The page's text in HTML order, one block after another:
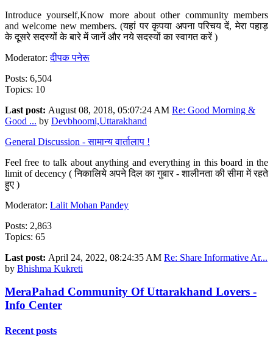
Introduce yourself,Know more about other community members
and welcome new members. (यहां पर कृपया अपना परिचय दें, मेरा पहाड़
के दूसरे सदस्यों के बारे में जानें और नये सदस्यों का स्वागत करें )
Moderator:दीपक पनेरू
Posts: 6,504
Topics: 10
Last post: August 08, 2018, 05:07:24 AM Re: Good Morning &
Good ... by Devbhoomi,Uttarakhand
General Discussion - सामान्य वार्तालाप !
Feel free to talk about anything and everything in this board in the
limit of decency ( निकालिये अपने दिल का गुबार - शालीनता की सीमा में रहते
हुए )
Moderator: Lalit Mohan Pandey
Posts: 2,863
Topics: 65
Last post: April 24, 2022, 08:24:35 AM Re: Share Informative Ar...
by Bhishma Kukreti
MeraPahad Community Of Uttarakhand Lovers -
Info Center
Recent posts